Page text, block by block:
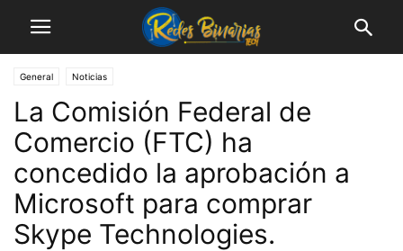
General Noticias
La Comisión Federal de
Comercio (FTC) ha
concedido la aprobación a
Microsoft para comprar
Skype Technologies.